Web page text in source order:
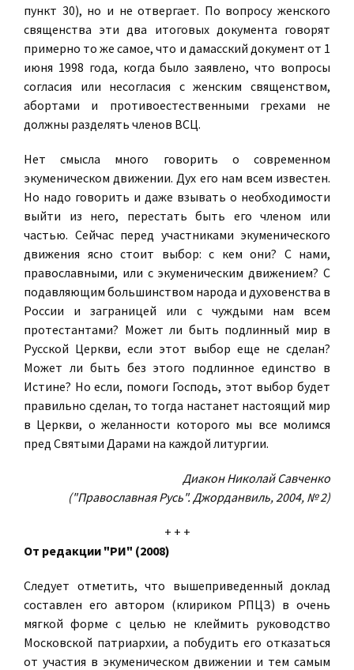
пункт 30), но и не отвергает. По вопросу женского
священства эти два итоговых документа говорят
примерно то же самое, что и дамасский документ от 1
июня 1998 года, когда было заявлено, что вопросы
согласия или несогласия с женским священством,
абортами и противоестественными грехами не
должны разделять членов ВСЦ.
Нет смысла много говорить о современном
экуменическом движении. Дух его нам всем известен.
Но надо говорить и даже взывать о необходимости
выйти из него, перестать быть его членом или
частью. Сейчас перед участниками экуменического
движения ясно стоит выбор: с кем они? С нами,
православными, или с экуменическим движением? С
подавляющим большинством народа и духовенства в
России и заграницей или с чуждыми нам всем
протестантами? Может ли быть подлинный мир в
Русской Церкви, если этот выбор еще не сделан?
Может ли быть без этого подлинное единство в
Истине? Но если, помоги Господь, этот выбор будет
правильно сделан, то тогда настанет настоящий мир
в Церкви, о желанности которого мы все молимся
пред Святыми Дарами на каждой литургии.
Диакон Николай Савченко
("Православная Русь". Джорданвиль, 2004, № 2)
+ + +
От редакции "РИ" (2008)
Следует отметить, что вышеприведенный доклад
составлен его автором (клириком РПЦЗ) в очень
мягкой форме с целью не клеймить руководство
Московской патриархии, а побудить его отказаться
от участия в экуменическом движении и тем самым